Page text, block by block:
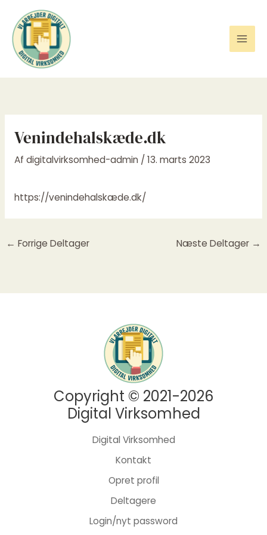
indholdet
Venindehalskæde.dk
Af digitalvirksomhed-admin / 13. marts 2023
https://venindehalskæde.dk/
← Forrige Deltager Næste Deltager →
Copyright © 2021-2026
Digital Virksomhed
Digital Virksomhed
Kontakt
Opret profil
Deltagere
Login/nyt password